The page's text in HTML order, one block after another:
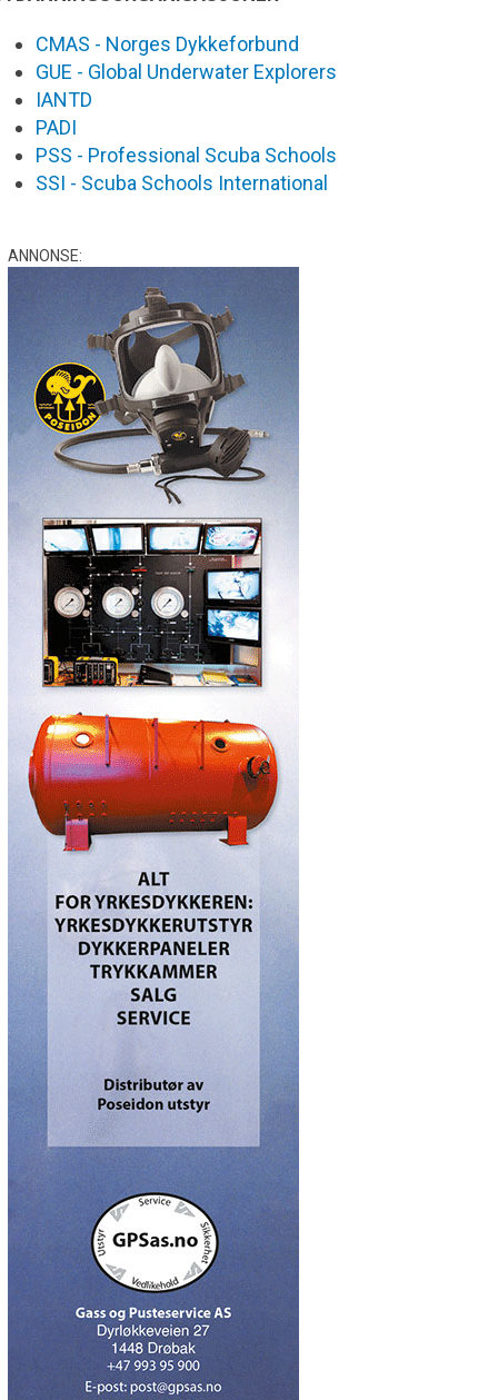
CMAS - Norges Dykkeforbund
GUE - Global Underwater Explorers
IANTD
PADI
PSS - Professional Scuba Schools
SSI - Scuba Schools International
ANNONSE: